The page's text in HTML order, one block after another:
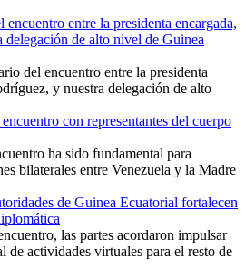
encuentro entre la presidenta encargada,
de alto nivel de Guinea
del encuentro entre la presidenta
y nuestra delegación de alto
con representantes del cuerpo
ha sido fundamental para
bilaterales entre Venezuela y la Madre
de Guinea Ecuatorial fortalecen
las partes acordaron impulsar
de actividades virtuales para el resto de